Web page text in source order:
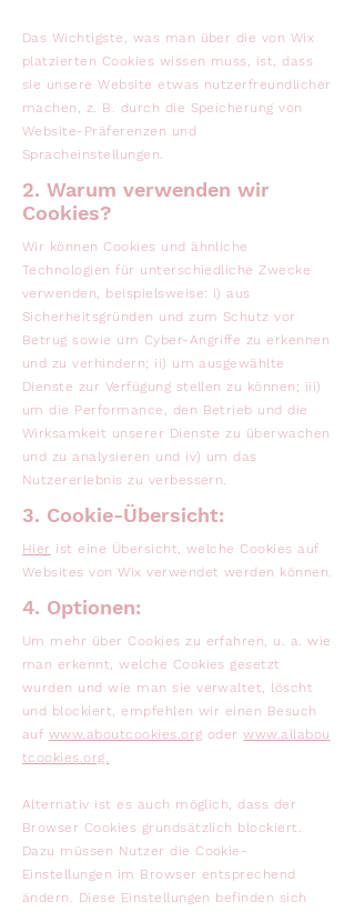
Das Wichtigste, was man über die von Wix
platzierten Cookies wissen muss, ist, dass
sie unsere Website etwas nutzerfreundlicher
machen, z. B. durch die Speicherung von
Website-Präferenzen und
Spracheinstellungen.
2. Warum verwenden wir
Cookies?
Wir können Cookies und ähnliche
Technologien für unterschiedliche Zwecke
verwenden, beispielsweise: i) aus
Sicherheitsgründen und zum Schutz vor
Betrug sowie um Cyber-Angriffe zu erkennen
und zu verhindern; ii) um ausgewählte
Dienste zur Verfügung stellen zu können; iii)
um die Performance, den Betrieb und die
Wirksamkeit unserer Dienste zu überwachen
und zu analysieren und iv) um das
Nutzererlebnis zu verbessern.
3. Cookie-Übersicht:
Hier ist eine Übersicht, welche Cookies auf
Websites von Wix verwendet werden können.
4. Optionen:
Um mehr über Cookies zu erfahren, u. a. wie
man erkennt, welche Cookies gesetzt
wurden und wie man sie verwaltet, löscht
und blockiert, empfehlen wir einen Besuch
auf www.aboutcookies.org oderwww.allabou
tcookies.org.
Alternativ ist es auch möglich, dass der
Browser Cookies grundsätzlich blockiert.
Dazu müssen Nutzer die Cookie-
Einstellungen im Browser entsprechend
ändern. Diese Einstellungen befinden sich